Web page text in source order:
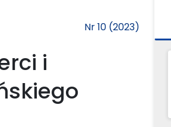
Nr 10 (2023)
i